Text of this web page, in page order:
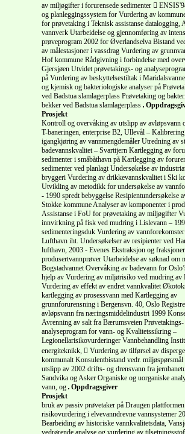
av miljøgifter i forurensede sedimenter 
og planleggingssystem for Vurdering av
for prøvetaking i Teknisk assistanse datalogging,
vannverk Utarbeidelse og gjennomføring av
prøveprogram 2002 for Øverlandselva Bistand
av målestasjoner i vassdrag Vurdering av
Hof kommune Rådgivning i forbindelse med
Gjersjøen Utvidet prøvetakings- og
på Vurdering av beskyttelsestiltak i
og kjemisk og bakteriologiske analyser på
ved Badstua slamlagerplass Prøvetaking og
bekker ved Badstua slamlagerplass
Prosjekt
Kontroll og overvåking av utslipp av avløpsvann
T-baneringen, enterprise B2, Ullevål –
igangkjøring av vannmengdemåler Utredning av
badevannskvalitet – Svarttjern Kartlegging av
sedimenter i småbåthavn på Kartlegging av
sedimenter ved planlagt Undersøkelse av
bryggeri Vurdering av drikkevannskvalitet i Ski
Utvikling av metodikk for undersøkelse av
- 1990 spredt bebyggelse Resipientundersøkelse
Stokke kommune Analyser av komponenter i
Assistanse i FoU for prøvetaking av miljøgifter
innvirkning på fisk ved mudring i Lislevann –
sedimenteringsduk Vurdering av
Lufthavn iht. Undersøkelser av resipienter ved
lufthavn, 2003 - Evenes Ekstraksjon og
produsertvannprøver Utarbeidelse av søknad om
Bogstadvannet Overvåking av badevann for
hjelp av Vurdering av miljørisiko ved mudring av
Vurdering av effekt av endret vannkvalitet
kartlegging av prosessvann med Kartlegging av
grunnforurensning i Bergensvn. 40, Oslo
avløpsvann fra næringsmiddelindustri 1999
Avrenning av salt fra Bærumsveien
analyseprogram for vann- og Kvalitetssikring –
Legionellarisikovurderinger Vannbehandling
energiteknikk,  Vurdering av tilførsel av
kommunalt Konsulentbistand vedr.
utslipp av 2002 drifts- og drensvann fra
Sandvika og Asker Organiske og uorganiske
vann, og Oppdragsgiver
Prosjekt
bruk av passiv prøvetaker på Draugen
risikovurdering i elvevanndrevne vannsystemer
Bearbeiding av historiske vannkvalitetsdata,
vedrørende analyse og vurdering av